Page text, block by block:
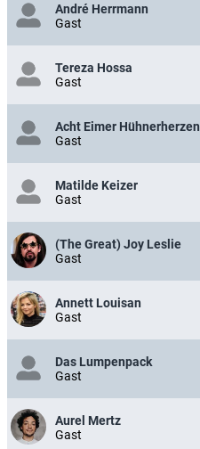
André Herrmann
Gast
Tereza Hossa
Gast
Acht Eimer Hühnerherzen
Gast
Matilde Keizer
Gast
(The Great) Joy Leslie
Gast
Annett Louisan
Gast
Das Lumpenpack
Gast
Aurel Mertz
Gast